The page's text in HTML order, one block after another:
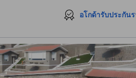
อโกด้ารับประกัน